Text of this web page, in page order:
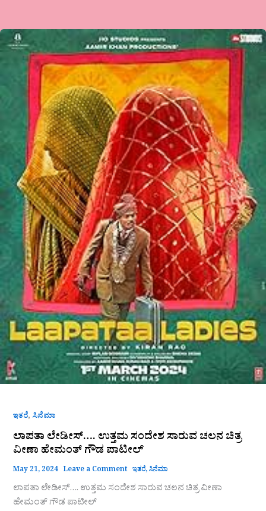
ಇತರೆ, ಸಿನೆಮಾ
ಲಾಪತಾ ಲೇಡೀಸ್…. ಉತ್ತಮ ಸಂದೇಶ ಸಾರುವ ಚಲನ ಚಿತ್ರ
ವೀಣಾ ಹೇಮಂತ್ ಗೌಡ ಪಾಟೀಲ್
May 21, 2024 Leave a Comment ಇತರೆ,ಸಿನೆಮಾ
ಲಾಪತಾ ಲೇಡೀಸ್…. ಉತ್ತಮ ಸಂದೇಶ ಸಾರುವ ಚಲನ ಚಿತ್ರ ವೀಣಾ
ಹೇಮಂತ್ ಗೌಡ ಪಾಟೀಲ್
ಲಾಪತಾ
ಲೇಡೀಸ್….
ಉತ್ತಮ
ಸಂದೇಶ
ಚಲನ
ವೀಣಾ
ಹೇಮಂತ್
ಗೌಡ
ಪಾಟೀಲ್